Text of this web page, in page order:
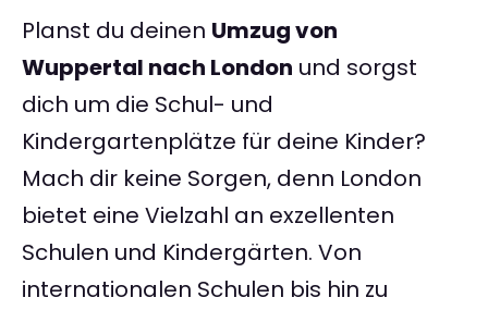
Planst du deinen Umzug von
Wuppertal nach London und sorgst
dich um die Schul- und
Kindergartenplätze für deine Kinder?
Mach dir keine Sorgen, denn London
bietet eine Vielzahl an exzellenten
Schulen und Kindergärten. Von
internationalen Schulen bis hin zu